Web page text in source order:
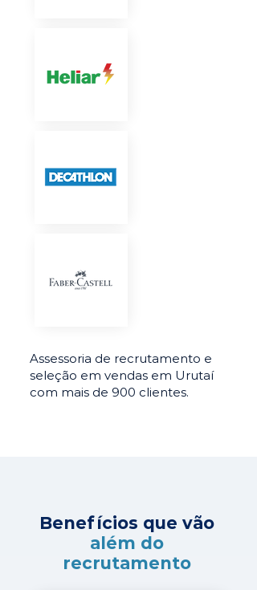
Assessoria de recrutamento e
seleção em vendas em Urutaí
com mais de 900 clientes.
Benefícios que vão
além do
recrutamento